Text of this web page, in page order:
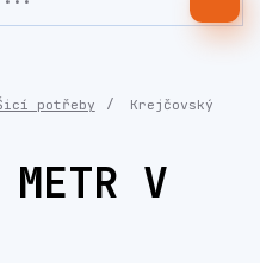
potřeby
Krejčovský
METR V